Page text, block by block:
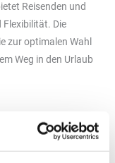
Reisenden und
Die
zur optimalen Wahl
Weg in den Urlaub
und Autohöfe in
wichtigen